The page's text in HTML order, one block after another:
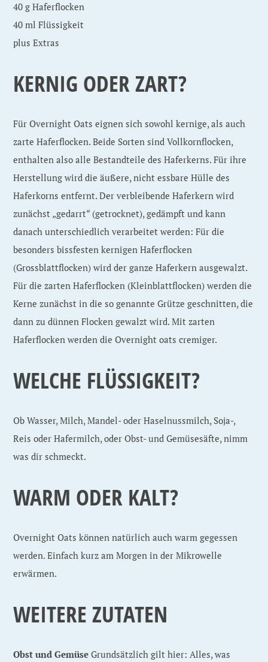
40 g Haferflocken
40 ml Flüssigkeit
plus Extras
KERNIG ODER ZART?
Für Overnight Oats eignen sich sowohl kernige, als auch
zarte Haferflocken. Beide Sorten sind Vollkornflocken,
enthalten also alle Bestandteile des Haferkerns. Für ihre
Herstellung wird die äußere, nicht essbare Hülle des
Haferkorns entfernt. Der verbleibende Haferkern wird
zunächst „gedarrt“ (getrocknet), gedämpft und kann
danach unterschiedlich verarbeitet werden: Für die
besonders bissfesten kernigen Haferflocken
(Grossblattflocken) wird der ganze Haferkern ausgewalzt.
Für die zarten Haferflocken (Kleinblattflocken) werden die
Kerne zunächst in die so genannte Grütze geschnitten, die
dann zu dünnen Flocken gewalzt wird. Mit zarten
Haferflocken werden die Overnight oats cremiger.
WELCHE FLÜSSIGKEIT?
Ob Wasser, Milch, Mandel- oder Haselnussmilch, Soja-,
Reis oder Hafermilch, oder Obst- und Gemüsesäfte, nimm
was dir schmeckt.
WARM ODER KALT?
Overnight Oats können natürlich auch warm gegessen
werden. Einfach kurz am Morgen in der Mikrowelle
erwärmen.
WEITERE ZUTATEN
Obst und Gemüse Grundsätzlich gilt hier: Alles, was